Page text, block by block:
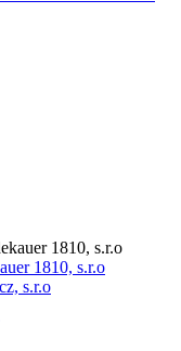
1810, s.r.o
s.r.o